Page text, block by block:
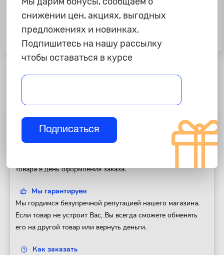
2 765 ₽
Шаровая опора Mitsubishi L200,
Pagero II "CTR" нижняя правая
950 ₽
Шаровая опора Renault Logan
"Zekkert"
Полезная информация
Доставка
товара в день оформления заказа.
Мы гарантируем
Мы гордимся безупречной репутацией нашего магазина.
Если товар не устроит Вас, Вы всегда сможете обменять
его на другой товар или вернуть деньги.
Как заказать
снижении цен, акциях, выгодных
предложениях и новинках.
Подпишитесь на нашу рассылку
чтобы оставаться в курсе
Подписаться